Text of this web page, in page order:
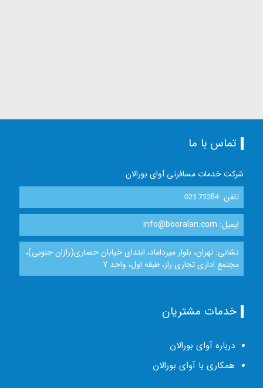
تماس با ما
شرکت خدمات مسافرتی آوای بورالان
تلفن:021 75284
ایمیل: info@booralan.com
نشانی: تهران، بلوار میرداماد، ابتدای خیابان حصاری(رازان جنوبی)،
مجتمع اداری تجاری راز، طبقه اول، واحد 7
خدمات مشتریان
درباره آوای بورالان
همکاری با آوای بورالان